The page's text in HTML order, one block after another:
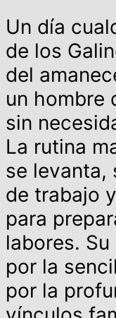
Un día
de los
del
un hombre
sin
La rutina
se levanta,
de trabajo
para
labores.
por la
por la